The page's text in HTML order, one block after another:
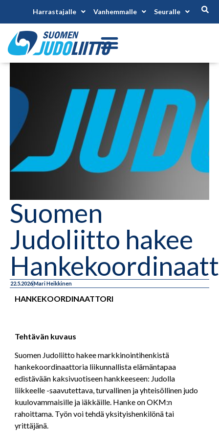
Harrastajalle Vanhemmalle Seuralle
Suomen
Judoliitto hakee
22.5.2026Mari Heikkinen
HANKEKOORDINAATTORI
Tehtävän kuvaus
Suomen Judoliitto hakee markkinointihenkistä
hankekoordinaattoria liikunnallista elämäntapaa
edistävään kaksivuotiseen hankkeeseen: Judolla
liikkeelle -saavutettava, turvallinen ja yhteisöllinen judo
kuulovammaisille ja iäkkäille. Hanke on OKM:n
rahoittama. Työn voi tehdä yksityishenkilönä tai
yrittäjänä.